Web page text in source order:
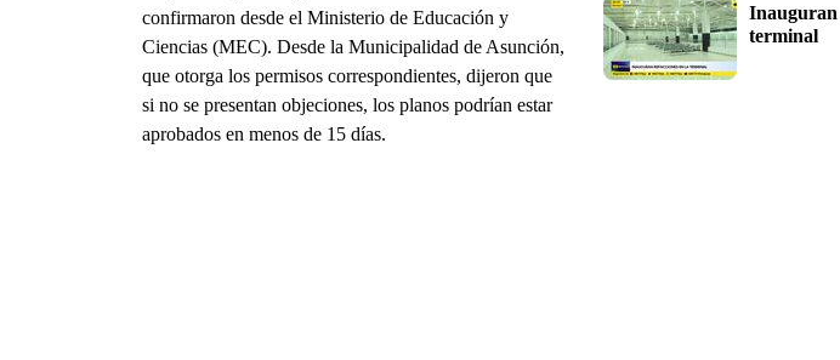
confirmaron desde el Ministerio de Educación y
Ciencias (MEC). Desde la Municipalidad de Asunción,
que otorga los permisos correspondientes, dijeron que
si no se presentan objeciones, los planos podrían estar
aprobados en menos de 15 días.
Inauguran
terminal